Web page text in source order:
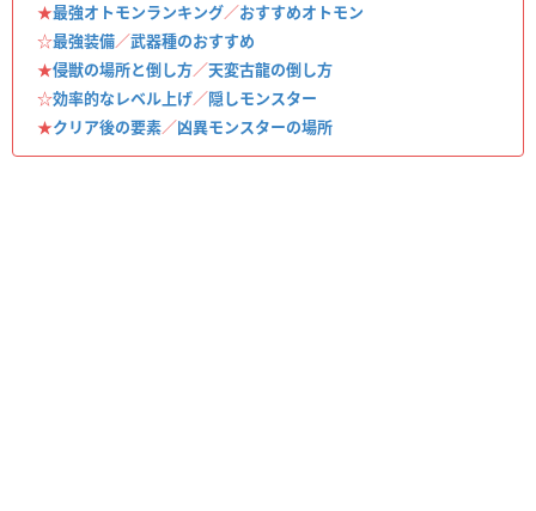
★最強オトモンランキング／おすすめオトモン
☆最強装備／武器種のおすすめ
★侵獣の場所と倒し方／天変古龍の倒し方
☆効率的なレベル上げ／隠しモンスター
★クリア後の要素／凶異モンスターの場所